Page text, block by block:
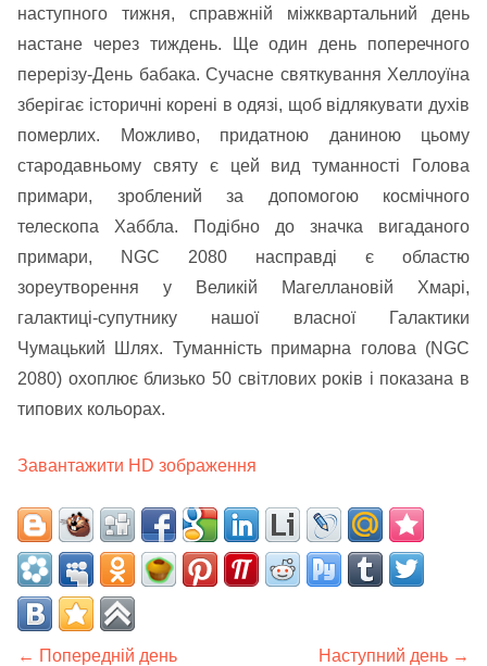
наступного тижня, справжній міжквартальний день
настане через тиждень. Ще один день поперечного
перерізу-День бабака. Сучасне святкування Хеллоуїна
зберігає історичні корені в одязі, щоб відлякувати духів
померлих. Можливо, придатною даниною цьому
стародавньому святу є цей вид туманності Голова
примари, зроблений за допомогою космічного
телескопа Хаббла. Подібно до значка вигаданого
примари, NGC 2080 насправді є областю
зореутворення у Великій Магеллановій Хмарі,
галактиці-супутнику нашої власної Галактики
Чумацький Шлях. Туманність примарна голова (NGC
2080) охоплює близько 50 світлових років і показана в
типових кольорах.
Завантажити HD зображення
← Попередній день Наступний день →